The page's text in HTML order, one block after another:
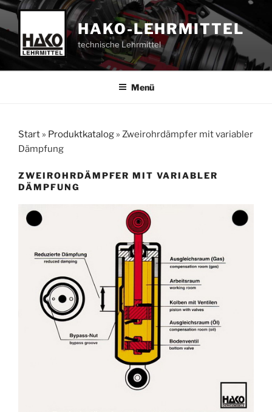
Zum
Inhalt
springen
HAKO-LEHRMITTEL
technische Lehrmittel
Menü
Start » Produktkatalog » Zweirohrdämpfer mit variabler
Dämpfung
ZWEIROHRDÄMPFER MIT VARIABLER
DÄMPFUNG